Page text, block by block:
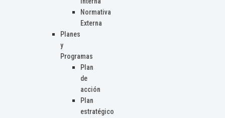
Normativa
Externa
Planes
y
Programas
Plan
de
acción
Plan
estratégico